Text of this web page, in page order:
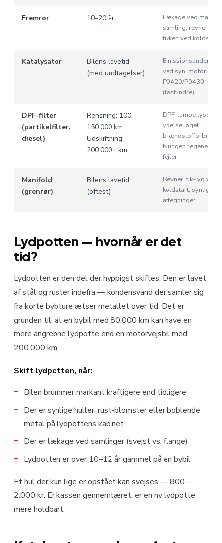
Fremrør 10–20 år
Lækage ved
samling, revner,
tikken ved koldstart
Katalysator
Bilens levetid
(med undtagelser)
ved syn,
P0420/P0430,
(løst indre)
DPF-filter
(partikelfilter,
diesel)
Rensning: 100–
150.000 km.
Udskiftning:
200.000+ km
DPF-lampe lyser,
ydelse, øget
brændstofforbrug,
tvungen
fejler
Manifold
(grenrør)
Bilens levetid
(oftest)
Revner, tik-lyd ved
koldstart, synlige
aftegninger
Lydpotten — hvornår er det
tid?
Lydpotten er den del der hyppigst skiftes. Den er lavet
af stål og ruster indefra — kondensvand der samler sig
fra korte bybture ætser metallet over tid. Det er
grunden til, at en bybil med 80.000 km kan have en
mere angrebne lydpotte end en motorvejsbil med
200.000 km.
Skift lydpotten, når:
Bilen brummer markant kraftigere end tidligere
Der er synlige huller, rust-blomster eller boblende
metal på lydpottens kabinet
Der er lækage ved samlinger (svejst vs. flange)
Lydpotten er over 10–12 år gammel på en bybil
Et hul der kun lige er opstået kan svejses — 800–
2.000 kr. Er kassen gennemtæret, er en ny lydpotte
mere holdbart.